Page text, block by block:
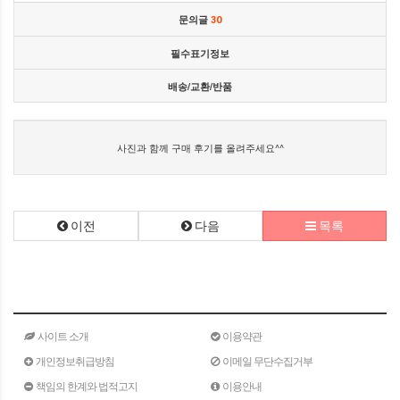
문의글 30
필수표기정보
배송/교환/반품
사진과 함께 구매 후기를 올려주세요^^
이전 다음 목록
사이트 소개
이용약관
개인정보취급방침
이메일 무단수집거부
책임의 한계와 법적고지
이용안내